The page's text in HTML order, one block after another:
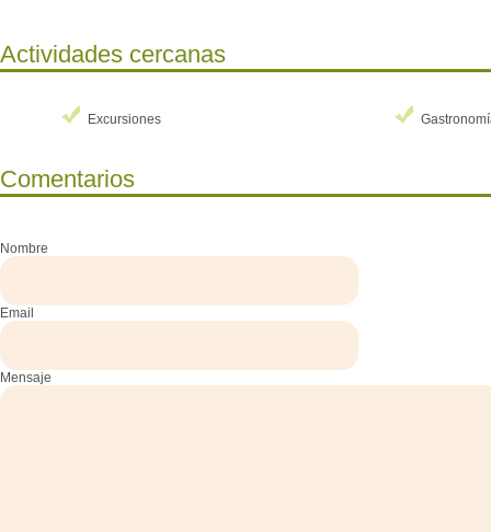
Actividades cercanas
Excursiones
Comentarios
Nombre
Email
Mensaje